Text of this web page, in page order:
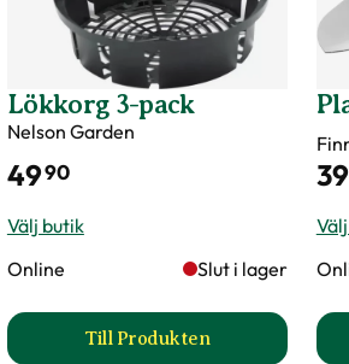
Lökkorg 3-pack
Nelson Garden
4990
Välj butik
Online
Slut i lager
Till Produkten
till Lökkorg 3-pack
39